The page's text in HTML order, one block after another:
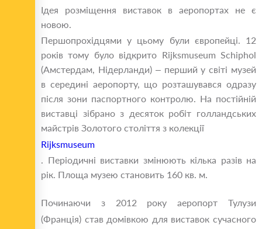
Ідея розміщення виставок в аеропортах не є
новою.
Першопрохідцями у цьому були європейці. 12
років тому було відкрито Rijksmuseum Schiphol
(Амстердам, Нідерланди) – перший у світі музей
в середині аеропорту, що розташувався одразу
після зони паспортного контролю. На постійній
виставці зібрано з десяток робіт голландських
майстрів Золотого століття з колекції
Rijksmuseum
. Періодичні виставки змінюють кілька разів на
рік. Площа музею становить 160 кв. м.
Починаючи з 2012 року аеропорт Тулузи
(Франція) став домівкою для виставок сучасного